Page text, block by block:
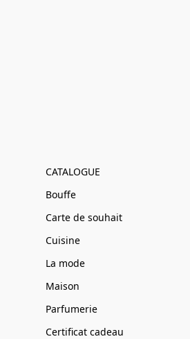
CATALOGUE
Bouffe
Carte de souhait
Cuisine
La mode
Maison
Parfumerie
Certificat cadeau